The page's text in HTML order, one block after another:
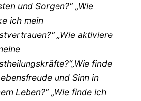
und Sorgen?“ „Wie
ich mein
„Wie aktiviere
finde
und Sinn in
Leben?“ „Wie finde ich